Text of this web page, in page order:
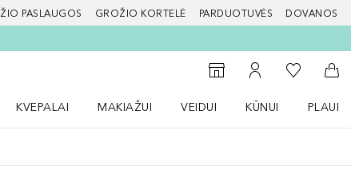
PASLAUGOS GROŽIO KORTELĖ PARDUOTUVĖS DOVANOS
Į parduotuvių paiešką
Į mano paskyrą
Į mano
Į
KVEPALAI
MAKIAŽUI
VEIDUI
KŪNUI